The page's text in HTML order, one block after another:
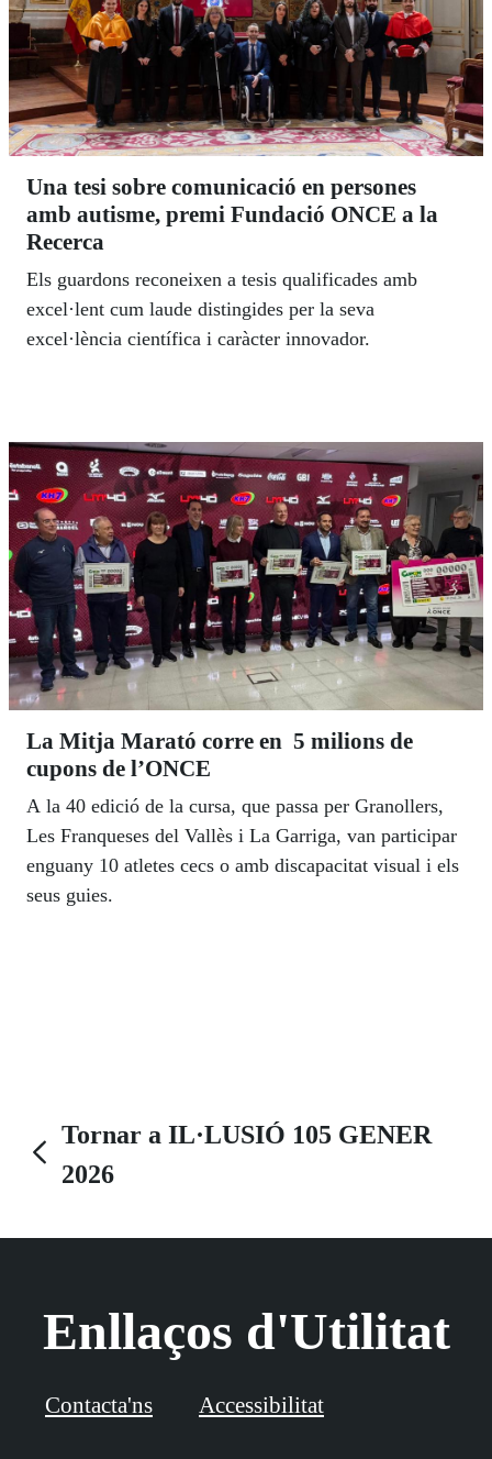
Una tesi sobre comunicació en persones
amb autisme, premi Fundació ONCE a la
Recerca
Els guardons reconeixen a tesis qualificades amb
excel·lent cum laude distingides per la seva
excel·lència científica i caràcter innovador.
La Mitja Marató corre en 5 milions de
cupons de l’ONCE
A la 40 edició de la cursa, que passa per Granollers,
Les Franqueses del Vallès i La Garriga, van participar
enguany 10 atletes cecs o amb discapacitat visual i els
seus guies.
Tornar a IL·LUSIÓ 105 GENER
2026
Enllaços d'Utilitat
Contacta'ns Accessibilitat